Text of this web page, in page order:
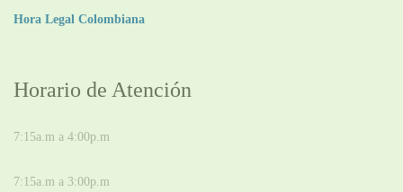
Hora Legal Colombiana
Horario de Atención
7:15a.m a 4:00p.m
7:15a.m a 3:00p.m